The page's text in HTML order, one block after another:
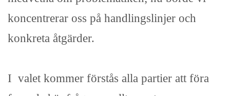
koncentrerar oss på handlingslinjer och
konkreta åtgärder.
I valet kommer förstås alla partier att föra